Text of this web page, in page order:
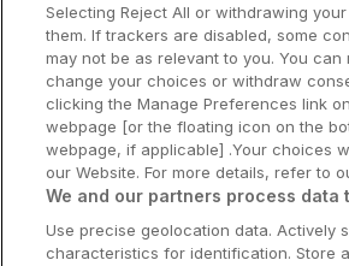
Om Coop
Konkurranse
Koselig avbrekk
Velvære i var
Premiumhotell
Venninnetur
Selecting Reject All or withdrawing
them. If trackers are disabled, some
may not be as relevant to you. You
change your choices or withdraw
clicking the Manage Preferences link
webpage [or the floating icon on the
webpage, if applicable] .Your choices
our Website. For more details, refer to
We and our partners process data
Use precise geolocation data. Actively
characteristics for identification. Store